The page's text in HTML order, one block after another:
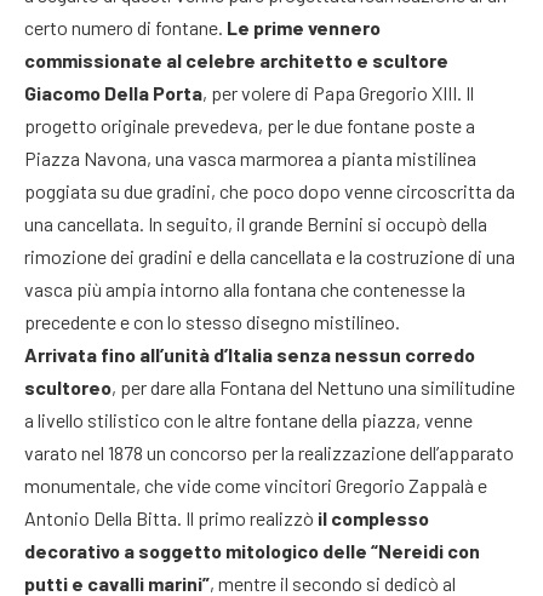
certo numero di fontane. Le prime vennero
commissionate al celebre architetto e scultore
Giacomo Della Porta, per volere di Papa Gregorio XIII. Il
progetto originale prevedeva, per le due fontane poste a
Piazza Navona, una vasca marmorea a pianta mistilinea
poggiata su due gradini, che poco dopo venne circoscritta da
una cancellata. In seguito, il grande Bernini si occupò della
rimozione dei gradini e della cancellata e la costruzione di una
vasca più ampia intorno alla fontana che contenesse la
precedente e con lo stesso disegno mistilineo.
Arrivata fino all’unità d’Italia senza nessun corredo
scultoreo, per dare alla Fontana del Nettuno una similitudine
a livello stilistico con le altre fontane della piazza, venne
varato nel 1878 un concorso per la realizzazione dell’apparato
monumentale, che vide come vincitori Gregorio Zappalà e
Antonio Della Bitta. Il primo realizzò il complesso
decorativo a soggetto mitologico delle “Nereidi con
putti e cavalli marini”, mentre il secondo si dedicò al